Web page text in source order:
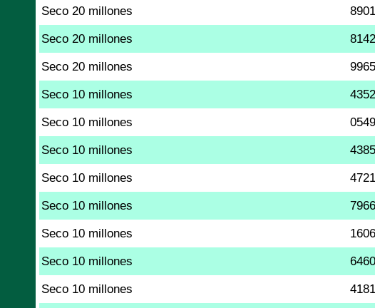
Seco 20 millones 8901
Seco 20 millones 8142
Seco 20 millones 9965
Seco 10 millones 4352
Seco 10 millones 0549
Seco 10 millones 4385
Seco 10 millones 4721
Seco 10 millones 7966
Seco 10 millones 1606
Seco 10 millones 6460
Seco 10 millones 4181